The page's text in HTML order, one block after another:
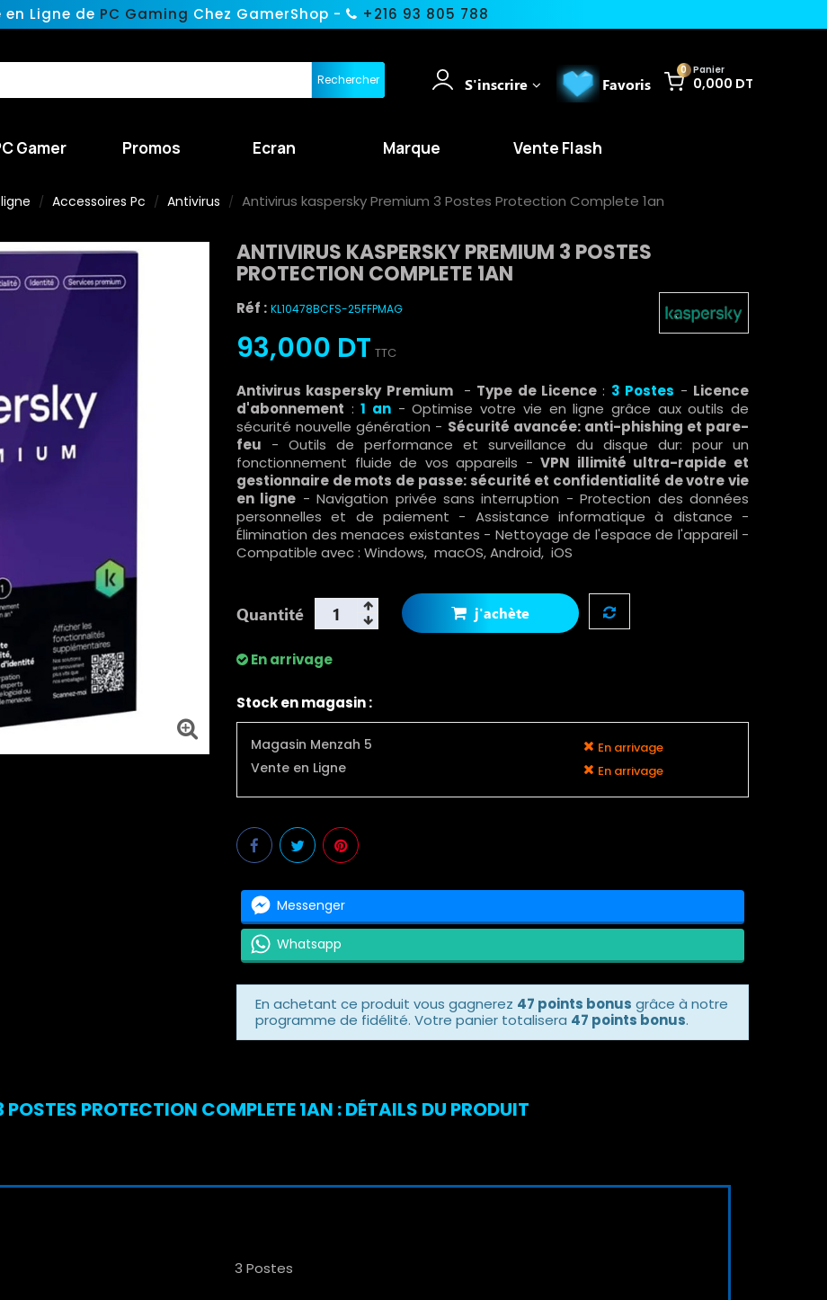
en Ligne de PC Gaming Chez GamerShop - +216 93 805 788
Rechercher
0 Panier
0,000 DT
Favoris
S'inscrire
Gamer Promos Ecran Marque Vente Flash
Accessoires Pc Antivirus Antivirus kaspersky Premium 3 Postes Protection Complete 1an
ANTIVIRUS KASPERSKY PREMIUM 3 POSTES
PROTECTION COMPLETE 1AN
Réf : KL10478BCFS-25FFPMAG
93,000 DT TTC
Antivirus kaspersky Premium - Type de Licence: 3 Postes - Licence
d'abonnement :1 an - Optimise votre vie en ligne grâce aux outils de
sécurité nouvelle génération - Sécurité avancée: anti-phishing et pare-
feu - Outils de performance et surveillance du disque dur: pour un
fonctionnement fluide de vos appareils -VPN illimité ultra-rapide et
gestionnaire de mots de passe: sécurité et confidentialité de votre vie
en ligne - Navigation privée sans interruption - Protection des données
personnelles et de paiement - Assistance informatique à distance -
Élimination des menaces existantes - Nettoyage de l'espace de l'appareil -
Compatible avec : Windows, macOS, Android, iOS
Quantité j'achète
En arrivage
Stock en magasin :
Magasin Menzah 5 En arrivage
Vente en Ligne En arrivage
Messenger
Whatsapp
En achetant ce produit vous gagnerez 47 points bonus grâce à notre
programme de fidélité. Votre panier totalisera 47 points bonus.
PROTECTION COMPLETE 1AN : DÉTAILS DU PRODUIT
3 Postes